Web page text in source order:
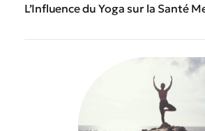
L’Influence du Yoga sur la Santé